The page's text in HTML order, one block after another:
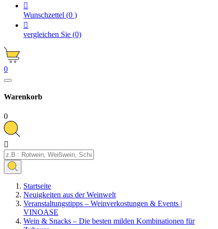

Wunschzettel (0 )

vergleichen Sie (0)
0
Warenkorb
0

Startseite
Neuigkeiten aus der Weinwelt
Veranstaltungstipps – Weinverkostungen & Events |
VINOASE
Wein & Snacks – Die besten milden Kombinationen für